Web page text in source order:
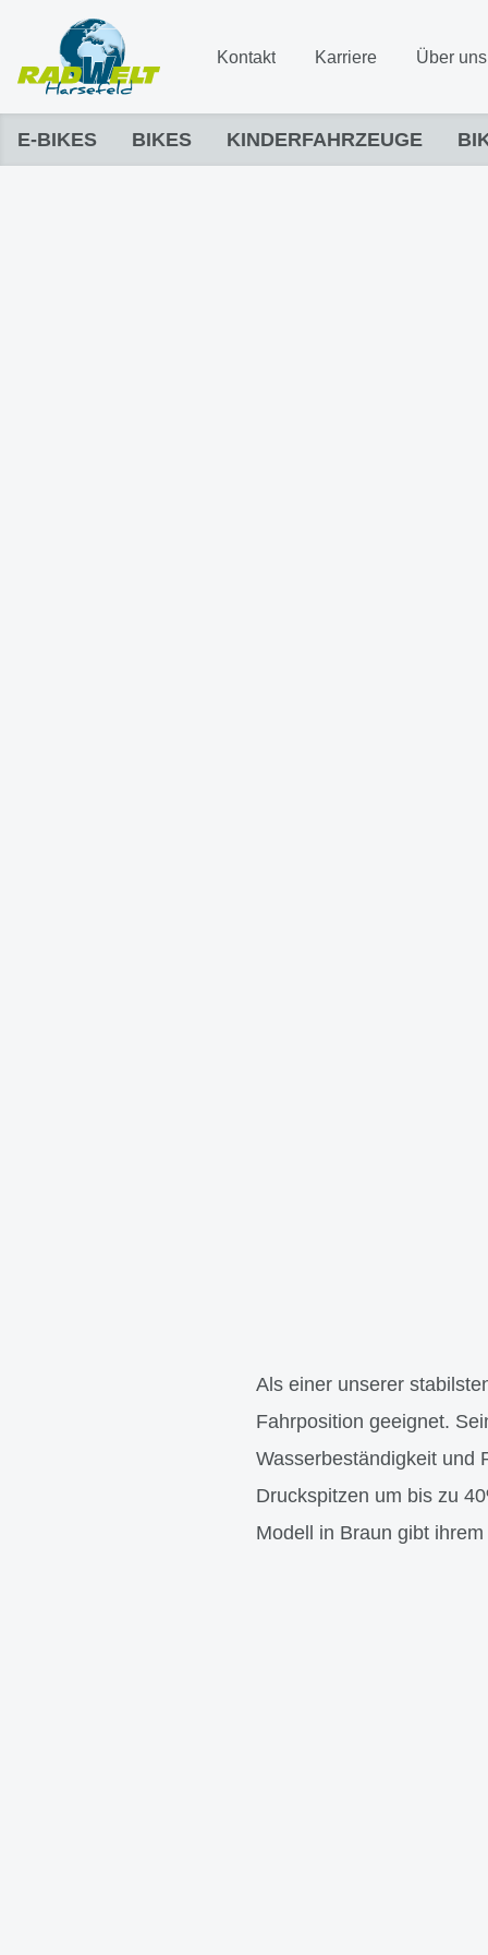
Kontakt Karriere Über uns
E-BIKES BIKES KINDERFAHRZEUGE
Als einer unserer
Fahrposition geeignet.
Wasserbeständigkeit und
Druckspitzen um bis zu
Modell in Braun gibt